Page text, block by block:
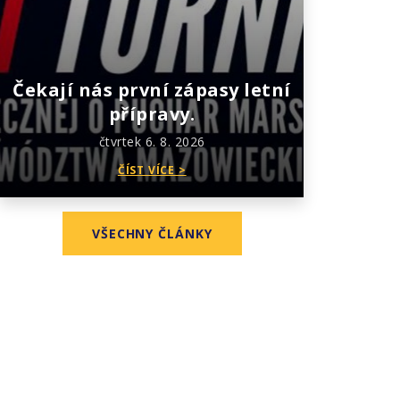
Čekají nás první zápasy letní
přípravy.
čtvrtek 6. 8. 2026
ČÍST VÍCE >
VŠECHNY ČLÁNKY